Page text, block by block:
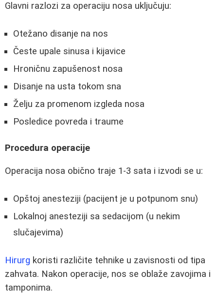
Glavni razlozi za operaciju nosa uključuju:
Otežano disanje na nos
Česte upale sinusa i kijavice
Hroničnu zapušenost nosa
Disanje na usta tokom sna
Želju za promenom izgleda nosa
Posledice povreda i traume
Procedura operacije
Operacija nosa obično traje 1-3 sata i izvodi se u:
Opštoj anesteziji (pacijent je u potpunom snu)
Lokalnoj anesteziji sa sedacijom (u nekim
slučajevima)
Hirurg koristi različite tehnike u zavisnosti od tipa
zahvata. Nakon operacije, nos se oblaže zavojima i
tamponima.